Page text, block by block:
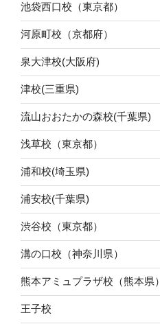
池袋西口校（東京都）
河原町校（京都府）
泉大津校(大阪府)
津校(三重県)
流山おおたかの森校(千葉県)
浅草校（東京都）
浦和校(埼玉県)
浦安校(千葉県)
渋谷校（東京都）
溝の口校（神奈川県）
熊本アミュプラザ校（熊本県）
王子校